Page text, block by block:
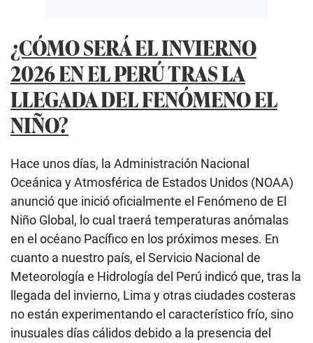
¿CÓMO SERÁ EL INVIERNO
2026 EN EL PERÚ TRAS LA
LLEGADA DEL FENÓMENO EL
NIÑO?
Hace unos días, la Administración Nacional
Oceánica y Atmosférica de Estados Unidos (NOAA)
anunció que inició oficialmente el Fenómeno de El
Niño Global, lo cual traerá temperaturas anómalas
en el océano Pacífico en los próximos meses. En
cuanto a nuestro país, el Servicio Nacional de
Meteorología e Hidrología del Perú indicó que, tras la
llegada del invierno, Lima y otras ciudades costeras
no están experimentando el característico frío, sino
inusuales días cálidos debido a la presencia del